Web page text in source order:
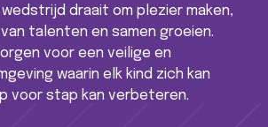
wedstrijd draait om plezier maken,
talenten en samen groeien.
voor een veilige en
waarin elk kind zich kan
voor stap kan verbeteren.